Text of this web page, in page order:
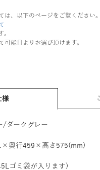
、以下のページをご覧ください。
能日よりお選び頂けます。
様
/ダークグレー
奥行459×高さ575(mm)
ゴミ袋が入ります)